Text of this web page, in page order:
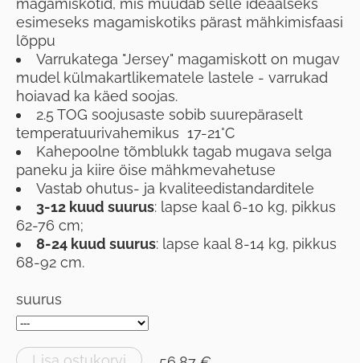
magamiskotid, mis muudab selle ideaalseks
esimeseks magamiskotiks pärast mähkimisfaasi
lõppu
Varrukatega "Jersey" magamiskott on mugav
mudel külmakartlikematele lastele - varrukad
hoiavad ka käed soojas.
2.5 TOG soojusaste sobib suurepäraselt
temperatuurivahemikus 17-21°C
Kahepoolne tõmblukk tagab mugava selga
paneku ja kiire öise mähkmevahetuse
Vastab ohutus- ja kvaliteedistandarditele
3-12 kuud suurus: lapse kaal 6-10 kg, pikkus
62-76 cm;
8-24 kuud suurus: lapse kaal 8-14 kg, pikkus
68-92 cm.
suurus